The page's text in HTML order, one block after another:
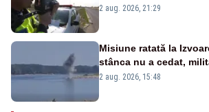
Ce spune legea
2 aug. 2026, 21:29
Misiune ratată la
stânca nu a cedat,
detonările luni – VIDEO
2 aug. 2026, 15:48